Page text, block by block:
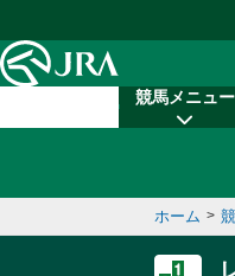
競馬メニュー
ホーム >